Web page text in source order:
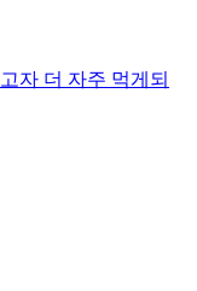
자 더 자주 먹게되